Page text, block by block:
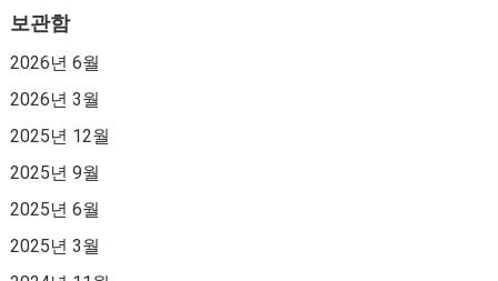
보관함
2026년 6월
2026년 3월
2025년 12월
2025년 9월
2025년 6월
2025년 3월